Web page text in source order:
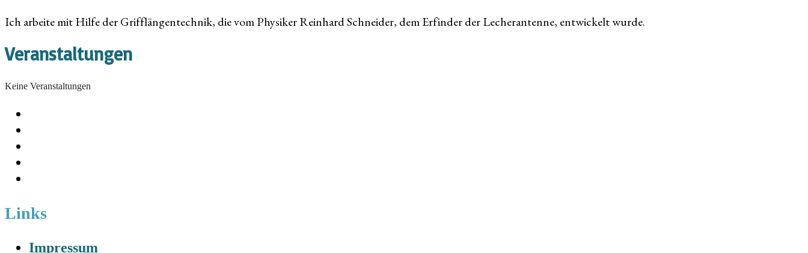
Ich arbeite mit Hilfe der Grifflängentechnik, die vom Physiker Reinhard Schneider, dem Erfinder der Lecherantenne, entwickelt wurde.
Veranstaltungen
Keine Veranstaltungen
Links
Impressum